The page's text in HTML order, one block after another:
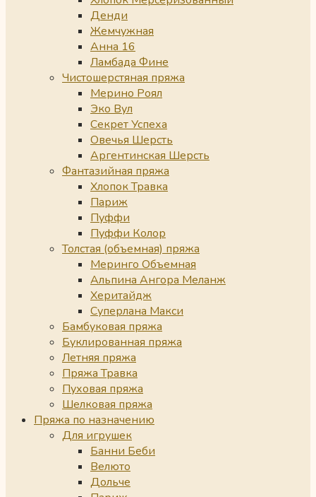
Денди
Жемчужная
Анна 16
Ламбада Фине
Чистошерстяная пряжа
Мерино Роял
Эко Вул
Секрет Успеха
Овечья Шерсть
Аргентинская Шерсть
Фантазийная пряжа
Хлопок Травка
Париж
Пуффи
Пуффи Колор
Толстая (объемная) пряжа
Меринго Объемная
Альпина Ангора Меланж
Херитайдж
Суперлана Макси
Бамбуковая пряжа
Буклированная пряжа
Летняя пряжа
Пряжа Травка
Пуховая пряжа
Шелковая пряжа
Пряжа по назначению
Для игрушек
Банни Беби
Велюто
Дольче